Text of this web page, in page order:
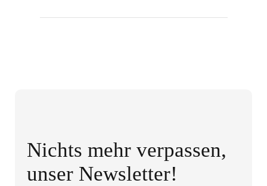
Nichts mehr verpassen,
unser Newsletter!